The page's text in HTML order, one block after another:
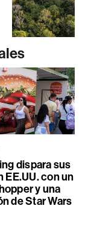
dispara sus
EE.UU. con un
y una
de Star Wars